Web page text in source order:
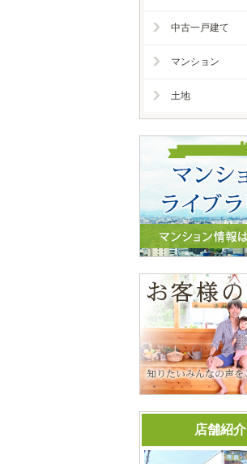
中古一戸建て
マンション
土地
店舗紹介